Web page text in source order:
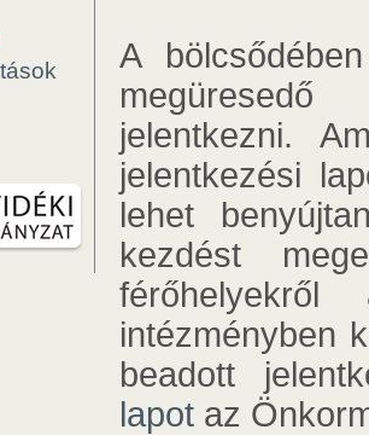
A
jelentkezni.
jelentkezési
lehet
kezdést
intézményben
beadott
lapot az